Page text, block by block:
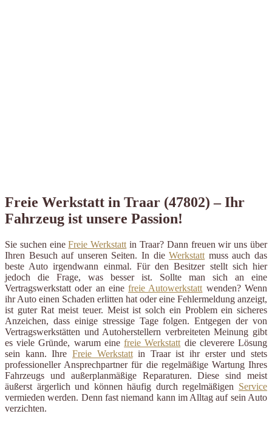
Freie Werkstatt in Traar (47802) – Ihr
Fahrzeug ist unsere Passion!
Sie suchen eineFreie Werkstatt in Traar? Dann freuen wir uns über
Ihren Besuch auf unseren Seiten. In dieWerkstatt muss auch das
beste Auto irgendwann einmal. Für den Besitzer stellt sich hier
jedoch die Frage, was besser ist. Sollte man sich an eine
Vertragswerkstatt oder an einefreie Autowerkstatt wenden? Wenn
ihr Auto einen Schaden erlitten hat oder eine Fehlermeldung anzeigt,
ist guter Rat meist teuer. Meist ist solch ein Problem ein sicheres
Anzeichen, dass einige stressige Tage folgen. Entgegen der von
Vertragswerkstätten und Autoherstellern verbreiteten Meinung gibt
es viele Gründe, warum einefreie Werkstatt die cleverere Lösung
sein kann. Ihre Freie Werkstattin Traar ist ihr erster und stets
professioneller Ansprechpartner für die regelmäßige Wartung Ihres
Fahrzeugs und außerplanmäßige Reparaturen. Diese sind meist
äußerst ärgerlich und können häufig durch regelmäßigen Service
vermieden werden. Denn fast niemand kann im Alltag auf sein Auto
verzichten.